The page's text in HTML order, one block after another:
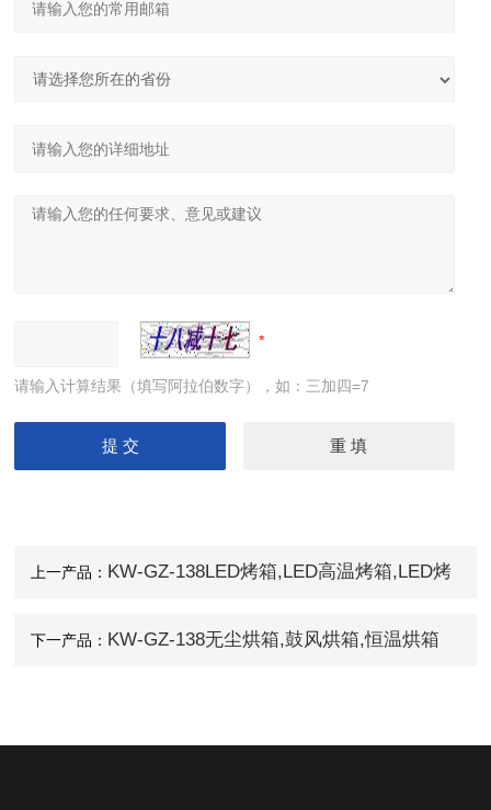
请输入计算结果（填写阿拉伯数字），如：三加四=7
上一产品： KW-GZ-138LED烤箱,LED高温烤箱,LED烤
下一产品： KW-GZ-138无尘烘箱,鼓风烘箱,恒温烘箱